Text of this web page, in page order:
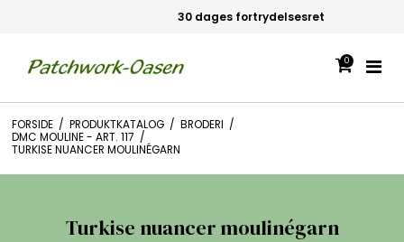
30 dages fortrydelsesret
0
FORSIDE / PRODUKTKATALOG / BRODERI /
DMC MOULINE - ART. 117 /
TURKISE NUANCER MOULINÉGARN
Turkise nuancer moulinégarn